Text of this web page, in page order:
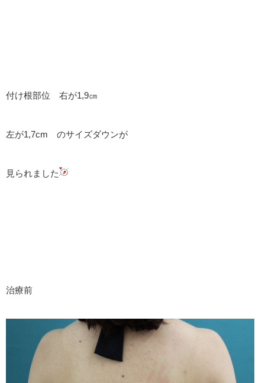
付け根部位 右が1,9㎝
左が1,7cm のサイズダウンが
見られました
治療前